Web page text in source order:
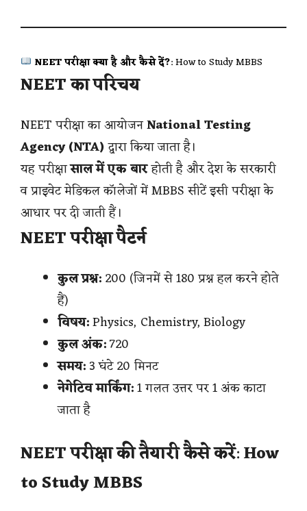
NEET परीक्षा क्या है और कैसे दें?: How to Study MBBS
NEET का परिचय
NEET परीक्षा का आयोजनNational Testing
Agency (NTA)द्वारा किया जाता है।
यह परीक्षासाल में एक बारहोती है और देश के सरकारी
व प्राइवेट मेडिकल कॉलेजों में MBBS सीटें इसी परीक्षा के
आधार पर दी जाती हैं।
NEET परीक्षा पैटर्न
कुल प्रश्न:200 (जिनमें से 180 प्रश्न हल करने होते
हैं)
विषय:Physics, Chemistry, Biology
कुल अंक:720
समय:3 घंटे 20 मिनट
नेगेटिव मार्किंग:1 गलत उत्तर पर 1 अंक काटा
जाता है
NEET परीक्षा की तैयारी कैसे करें:How
to Study MBBS